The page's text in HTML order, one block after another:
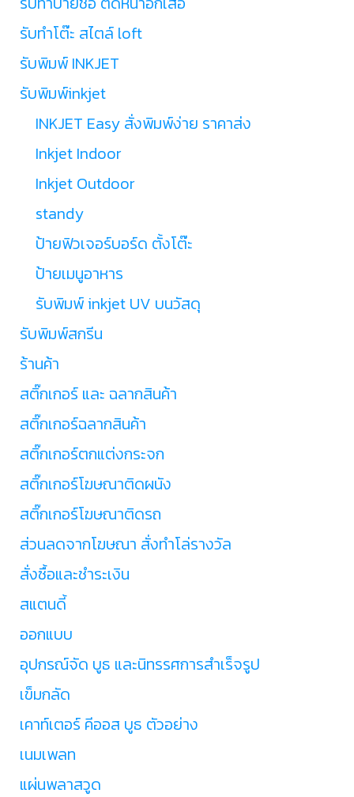
รับทำโต๊ะ สไตล์ loft
รับพิมพ์ INKJET
รับพิมพ์inkjet
INKJET Easy สั่งพิมพ์ง่าย ราคาส่ง
Inkjet Indoor
Inkjet Outdoor
standy
ป้ายฟิวเจอร์บอร์ด ตั้งโต๊ะ
ป้ายเมนูอาหาร
รับพิมพ์ inkjet UV บนวัสดุ
รับพิมพ์สกรีน
ร้านค้า
สติ๊กเกอร์ และ ฉลากสินค้า
สติ๊กเกอร์ฉลากสินค้า
สติ๊กเกอร์ตกแต่งกระจก
สติ๊กเกอร์โฆษณาติดผนัง
สติ๊กเกอร์โฆษณาติดรถ
ส่วนลดจากโฆษณา สั่งทำโล่รางวัล
สั่งซื้อและชำระเงิน
สแตนดี้
ออกแบบ
อุปกรณ์จัด บูธ และนิทรรศการสำเร็จรูป
เข็มกลัด
เคาท์เตอร์ คีออส บูธ ตัวอย่าง
เนมเพลท
แผ่นพลาสวูด